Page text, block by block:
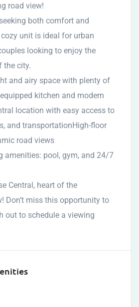
road view!
both comfort and
unit is ideal for urban
looking to enjoy the
the city.
and airy space with plenty of
kitchen and modern
location with easy access to
and transportationHigh-floor
road views
amenities: pool, gym, and 24/7
Central, heart of the
Don’t miss this opportunity to
out to schedule a viewing